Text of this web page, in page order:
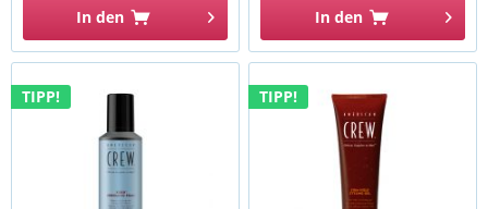
In den In den
TIPP! TIPP!